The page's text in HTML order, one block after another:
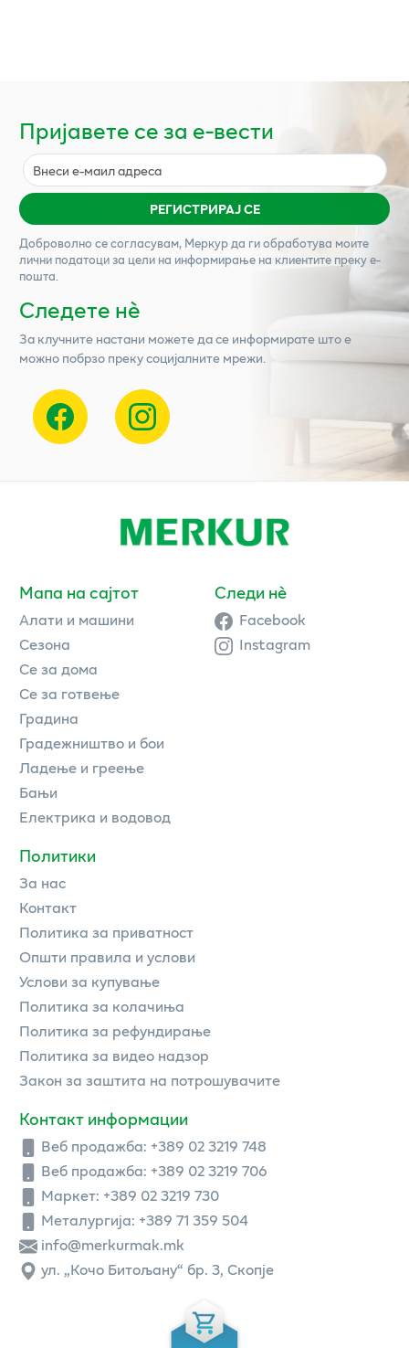
Пријавете се за е-вести
РЕГИСТРИРАЈ СЕ
Доброволно се согласувам, Меркурда ги обработува моите
лични податоци за цели на информирање на клиентите преку е-
пошта.
Следете нѐ
За клучните настани можете да се информирате што е
можно побрзо преку социјалните мрежи.
Мапа на сајтот
Алати и машини
Сезона
Се за дома
Се за готвење
Градина
Градежништво и бои
Ладење и греење
Бањи
Електрика и водовод
Политики
За нас
Контакт
Политика за приватност
Општи правила и услови
Услови за купување
Политика за колачиња
Политика за рефундирање
Политика за видео надзор
Закон за заштита на потрошувачите
Контакт информации
Веб продажба: +389 02 3219 748
Веб продажба: +389 02 3219 706
Маркет: +389 02 3219 730
Металургија: +389 71 359 504
info@merkurmak.mk
ул. „Кочо Битољану“ бр. 3, Скопје
Следи нè
Facebook
Instagram